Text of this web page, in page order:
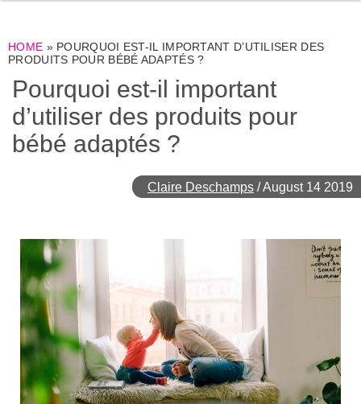
HOME » POURQUOI EST-IL IMPORTANT D’UTILISER DES
PRODUITS POUR BÉBÉ ADAPTÉS ?
Pourquoi est-il important
d’utiliser des produits pour
bébé adaptés ?
Claire Deschamps /August 14 2019